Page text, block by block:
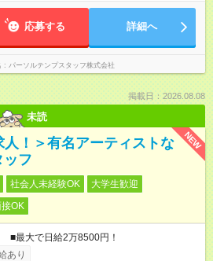
応募する 詳細へ
パーソルテンプスタッフ株式会社
掲載日：2026.08.08
未読
NEW
人！＞有名アーティストな
ッフ
社会人未経験OK
大学生歓迎
OK
■最大で日給2万8500円！
あり